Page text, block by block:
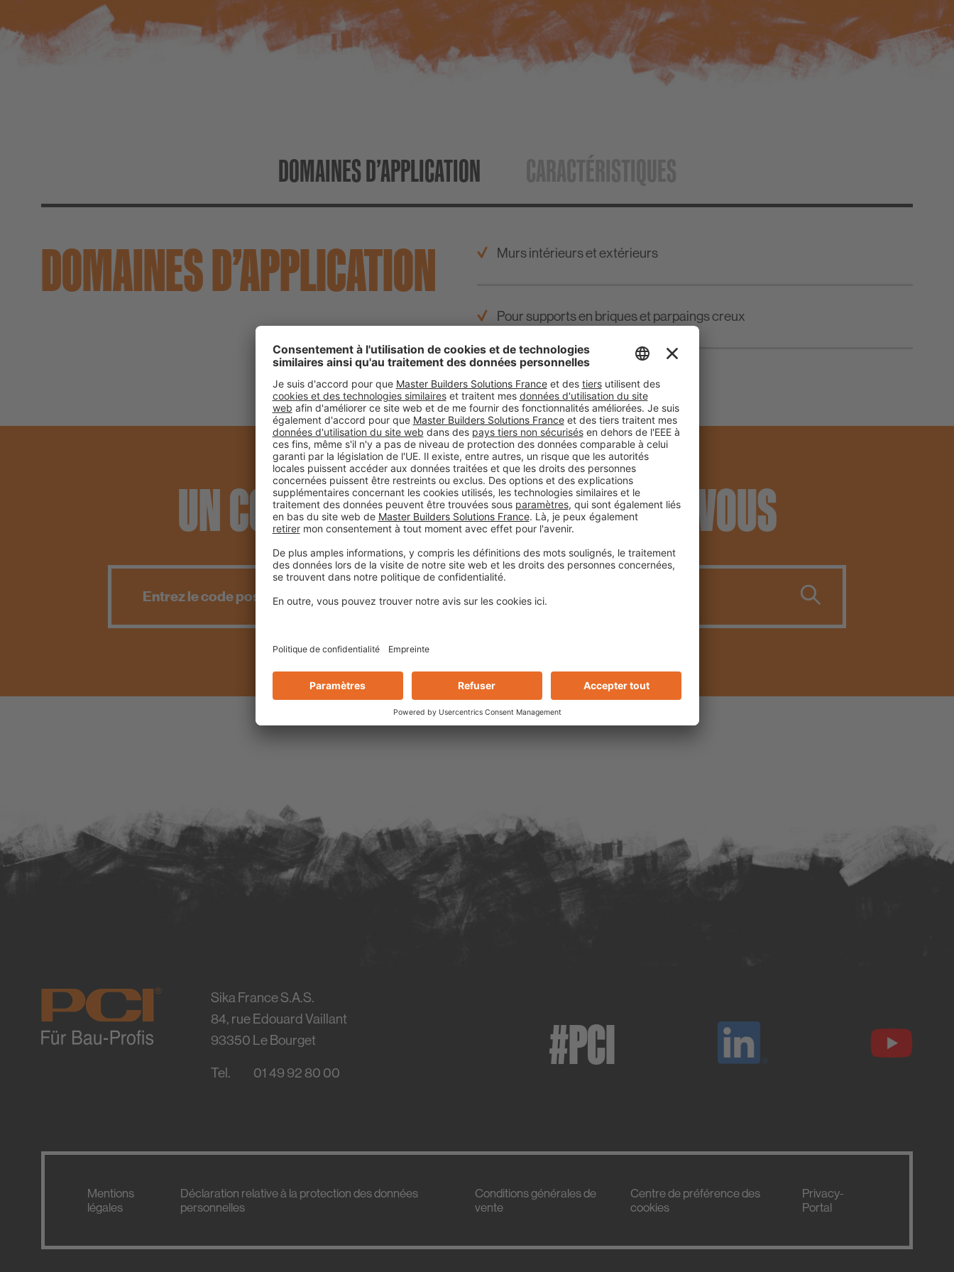
DOMAINES D’APPLICATION
DOMAINES D’APPLICATION Murs intérieurs et extérieurs
Pour supports en briques et parpaings creux
UN CONSEILLER PCI PRÈS DE CHEZ VOUS
Sika France S.A.S.
84, rue Edouard Vaillant
93350 Le Bourget
Tel. 01 49 92 80 00 #PCI
Mentions
légales
Déclaration relative à la protection des données
personnelles
Conditions générales de
vente
Centre de préférence des
cookies
Privacy-
Portal